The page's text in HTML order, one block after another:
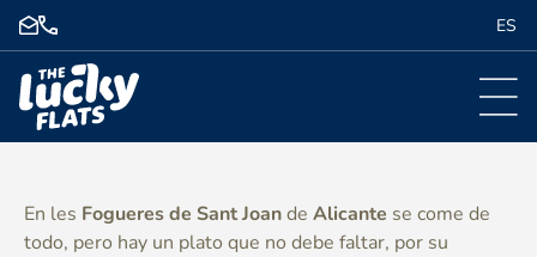
ES
En les Fogueres de Sant Joande Alicante se come de
todo, pero hay un plato que no debe faltar, por su